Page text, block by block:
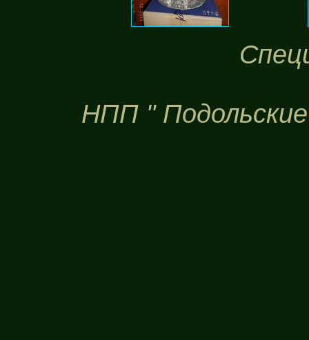
НПП "